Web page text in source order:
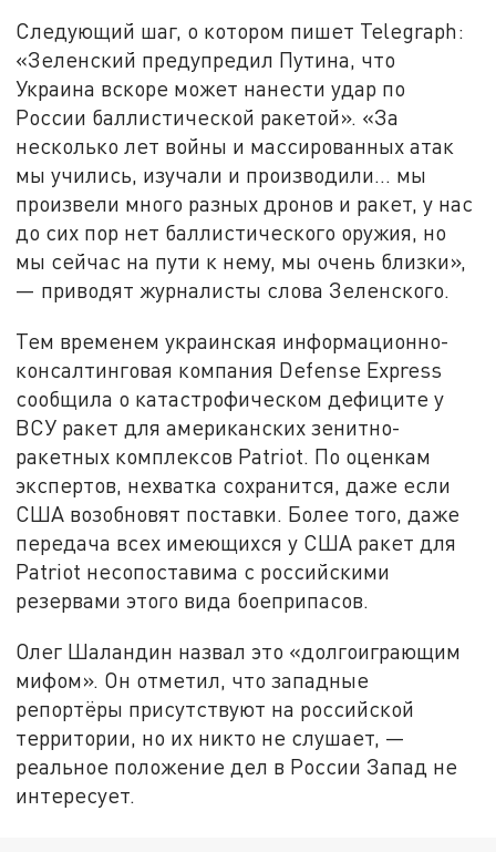
Следующий шаг, о котором пишет Telegraph:
«Зеленский предупредил Путина, что
Украина вскоре может нанести удар по
России баллистической ракетой». «За
несколько лет войны и массированных атак
мы учились, изучали и производили… мы
произвели много разных дронов и ракет, у нас
до сих пор нет баллистического оружия, но
мы сейчас на пути к нему, мы очень близки»,
— приводят журналисты слова Зеленского.
Тем временем украинская информационно-
консалтинговая компания Defense Express
сообщила о катастрофическом дефиците у
ВСУ ракет для американских зенитно-
ракетных комплексов Patriot. По оценкам
экспертов, нехватка сохранится, даже если
США возобновят поставки. Более того, даже
передача всех имеющихся у США ракет для
Patriot несопоставима с российскими
резервами этого вида боеприпасов.
Олег Шаландин назвал это «долгоиграющим
мифом». Он отметил, что западные
репортёры присутствуют на российской
территории, но их никто не слушает, —
реальное положение дел в России Запад не
интересует.